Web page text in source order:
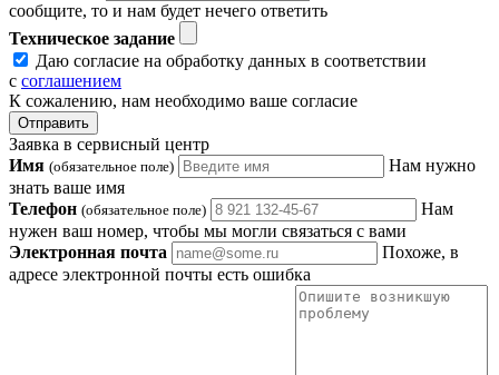
сообщите, то и нам будет нечего ответить
Техническое задание
Даю согласие на обработку данных в соответствии
с соглашением
К сожалению, нам необходимо ваше согласие
Отправить
Заявка в сервисный центр
Имя (обязательное поле)
Нам нужно
знать ваше имя
Телефон (обязательное поле)
Нам
нужен ваш номер, чтобы мы могли связаться с вами
Электронная почта
Похоже, в
адресе электронной почты есть ошибка